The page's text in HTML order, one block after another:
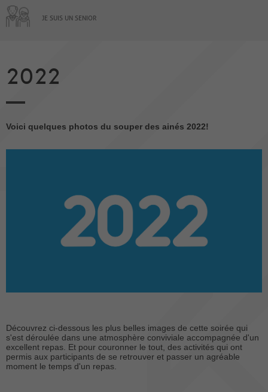
JE SUIS UN SENIOR
2022
Voici quelques photos du souper des ainés 2022!
Découvrez ci-dessous les plus belles images de cette soirée qui
s'est déroulée dans une atmosphère conviviale accompagnée d'un
excellent repas. Et pour couronner le tout, des activités qui ont
permis aux participants de se retrouver et passer un agréable
moment le temps d'un repas.